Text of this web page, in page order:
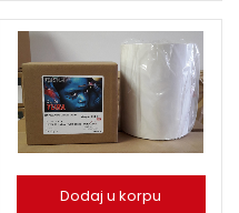
Dodaj u korpu